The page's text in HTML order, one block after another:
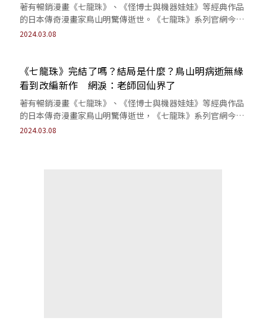
著有暢銷漫畫《七龍珠》、《怪博士與機器娃娃》等經典作品
的日本傳奇漫畫家鳥山明驚傳逝世。《七龍珠》系列官網今
（8）日發出公告，指出鳥山明在本（3）...
2024.03.08
《七龍珠》完結了嗎？結局是什麼？鳥山明病逝無緣
看到改編新作 網淚：老師回仙界了
著有暢銷漫畫《七龍珠》、《怪博士與機器娃娃》等經典作品
的日本傳奇漫畫家鳥山明驚傳逝世，《七龍珠》系列官網今
（8）日發出公告，指出鳥山明在本（3）...
2024.03.08